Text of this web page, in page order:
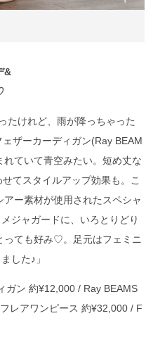
&
たけれど、雨が降っちゃった
ザーカーディガン(Ray BEAM
ていて青空みたい。短め丈な
てスタイルアップ効果も。こ
ー素材が使用されたスペシャ
ジャガードに、いろとりどり
っても好み♡。足元はフェミニ
した♪」
ガン 約¥12,000 / Ray BEAMS
レアワンピース 約¥32,000 / F